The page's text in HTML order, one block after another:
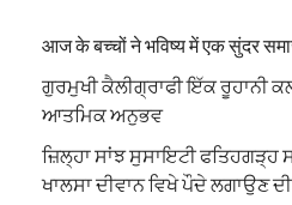
आज के बच्चों ने भविष्य में एक सुंदर
ਗੁਰਮੁਖੀ ਕੈਲੀਗ੍ਰਾਫੀ ਇੱਕ ਰੂਹਾਨੀ
ਆਤਮਿਕ ਅਨੁਭਵ
ਜ਼ਿਲ੍ਹਾ ਸਾਂਝ ਸੁਸਾਇਟੀ ਫਤਿਹਗੜ੍ਹ
ਖਾਲਸਾ ਦੀਵਾਨ ਵਿਖੇ ਪੌਦੇ ਲਗਾਉਣ